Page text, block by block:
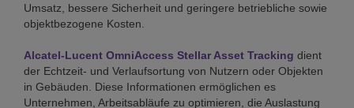
Umsatz, bessere Sicherheit und geringere betriebliche sowie
objektbezogene Kosten.
Alcatel-Lucent OmniAccess Stellar Asset Tracking dient
der Echtzeit- und Verlaufsortung von Nutzern oder Objekten
in Gebäuden. Diese Informationen ermöglichen es
Unternehmen, Arbeitsabläufe zu optimieren, die Auslastung